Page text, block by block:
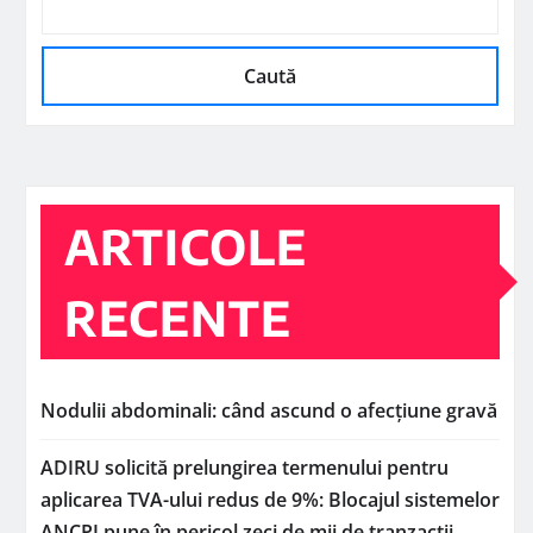
Caută
ARTICOLE
RECENTE
Nodulii abdominali: când ascund o afecțiune gravă
ADIRU solicită prelungirea termenului pentru
aplicarea TVA-ului redus de 9%: Blocajul sistemelor